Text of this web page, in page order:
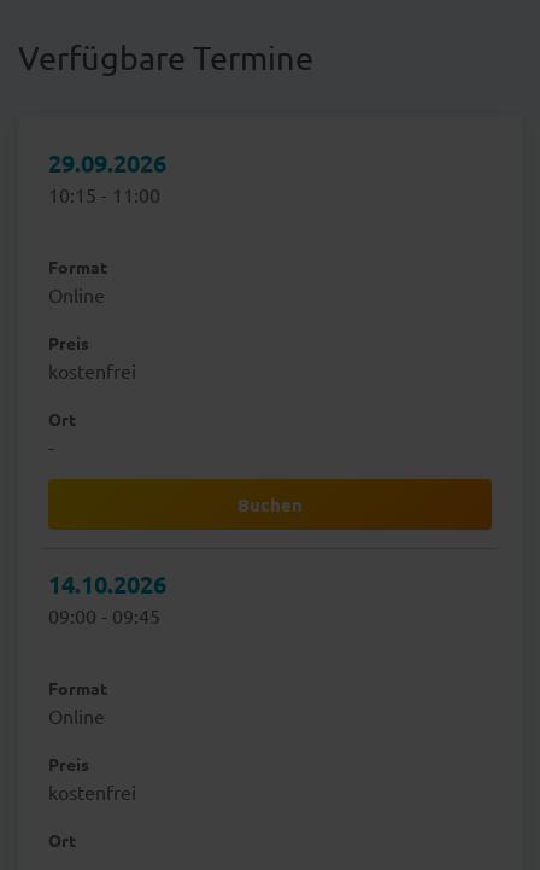
Verfügbare Termine
29.09.2026
10:15 - 11:00
Format
Online
Preis
kostenfrei
Ort
-
Buchen
14.10.2026
09:00 - 09:45
Format
Online
Preis
kostenfrei
Ort